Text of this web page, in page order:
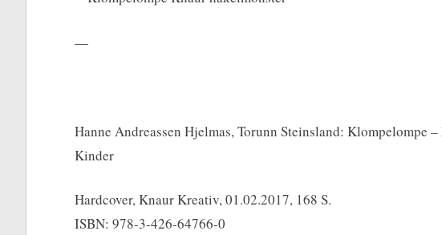
—
Hanne Andreassen Hjelmas, Torunn Steinsland: Klompelompe
Kinder
Hardcover, Knaur Kreativ, 01.02.2017, 168 S.
ISBN: 978-3-426-64766-0